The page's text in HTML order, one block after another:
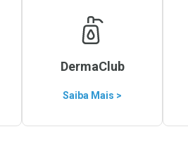
DermaClub
Saiba Mais >